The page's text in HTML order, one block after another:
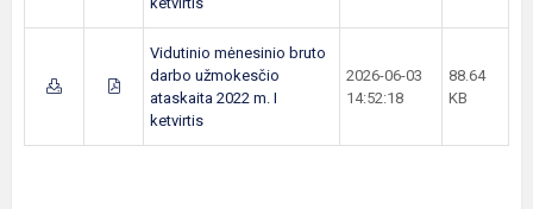
Vidutinio mėnesinio bruto
darbo užmokesčio
ataskaita 2022 m. I
ketvirtis
2026-06-03
14:52:18
88.64
KB